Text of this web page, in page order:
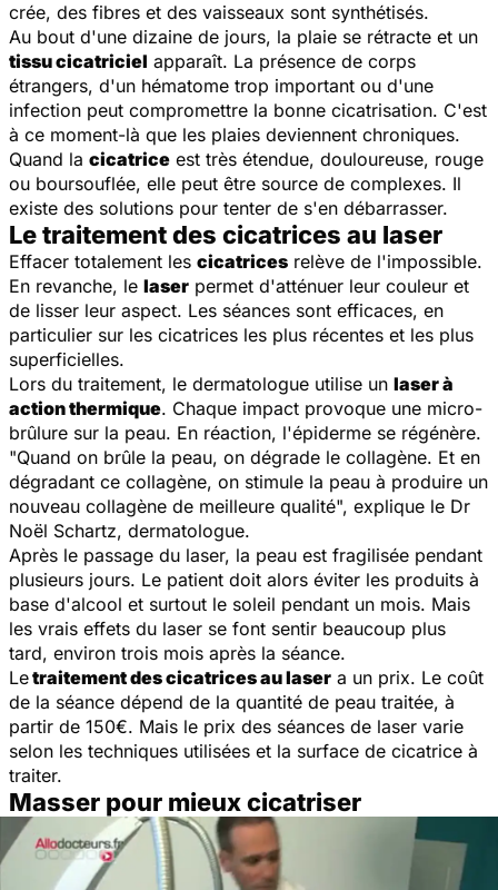
crée, des fibres et des vaisseaux sont synthétisés.
Au bout d'une dizaine de jours, la plaie se rétracte et un
tissu cicatriciel apparaît. La présence de corps
étrangers, d'un hématome trop important ou d'une
infection peut compromettre la bonne cicatrisation. C'est
à ce moment-là que les plaies deviennent chroniques.
Quand la cicatrice est très étendue, douloureuse, rouge
ou boursouflée, elle peut être source de complexes. Il
existe des solutions pour tenter de s'en débarrasser.
Le traitement des cicatrices au laser
Effacer totalement les cicatrices relève de l'impossible.
En revanche, le laser permet d'atténuer leur couleur et
de lisser leur aspect. Les séances sont efficaces, en
particulier sur les cicatrices les plus récentes et les plus
superficielles.
Lors du traitement, le dermatologue utilise un laser à
action thermique. Chaque impact provoque une micro-
brûlure sur la peau. En réaction, l'épiderme se régénère.
"Quand on brûle la peau, on dégrade le collagène. Et en
dégradant ce collagène, on stimule la peau à produire un
nouveau collagène de meilleure qualité", explique le Dr
Noël Schartz, dermatologue.
Après le passage du laser, la peau est fragilisée pendant
plusieurs jours. Le patient doit alors éviter les produits à
base d'alcool et surtout le soleil pendant un mois. Mais
les vrais effets du laser se font sentir beaucoup plus
tard, environ trois mois après la séance.
Letraitement des cicatrices au laser a un prix. Le coût
de la séance dépend de la quantité de peau traitée, à
partir de 150€. Mais le prix des séances de laser varie
selon les techniques utilisées et la surface de cicatrice à
traiter.
Masser pour mieux cicatriser